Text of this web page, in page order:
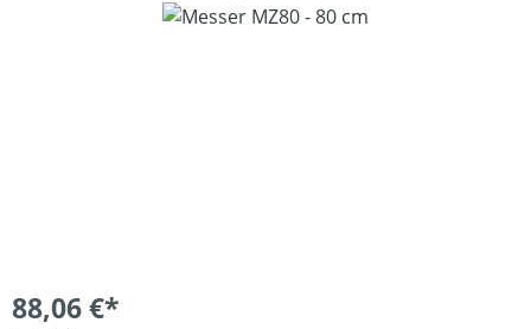
Bildergalerie überspringen
88,06 €*